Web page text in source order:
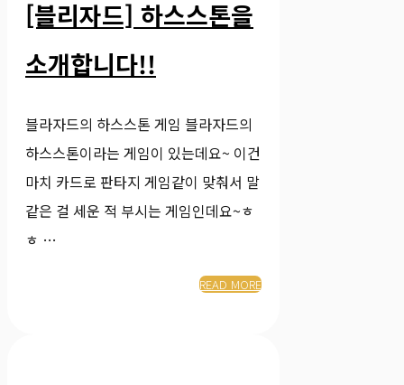
[블리자드] 하스스톤을
소개합니다!!
블라자드의 하스스톤 게임 블라자드의
하스스톤이라는 게임이 있는데요~ 이건
마치 카드로 판타지 게임같이 맞춰서 말
같은 걸 세운 적 부시는 게임인데요~ㅎ
ㅎ …
READ MORE